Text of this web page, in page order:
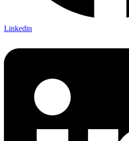
Linkedin